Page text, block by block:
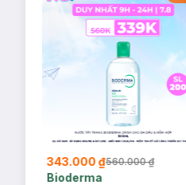
343.000 ₫560.000 ₫
Bioderma